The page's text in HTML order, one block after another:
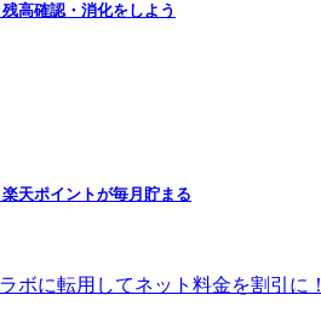
高確認・消化をしよう
天ポイントが毎月貯まる
ボに転用してネット料金を割引に！